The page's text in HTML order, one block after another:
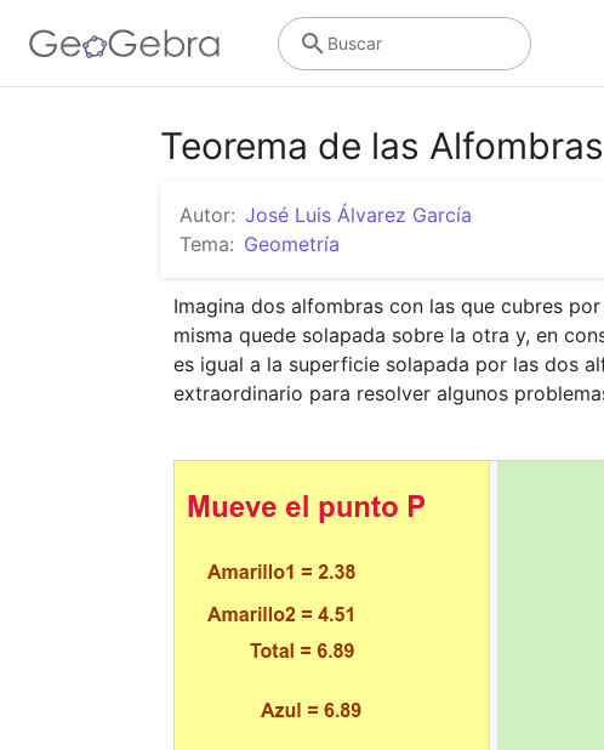
Buscar
Teorema de las
Autor: José Luis Álvarez García
Tema: Geometría
Imagina dos alfombras con las que cubres
misma quede solapada sobre la otra y, en
es igual a la superficie solapada por las dos
extraordinario para resolver algunos